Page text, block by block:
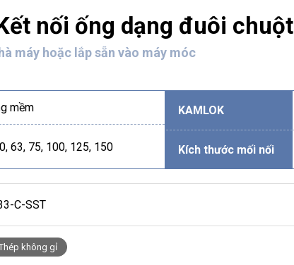
nối ống dạng đuôi chuột
máy hoặc lắp sẵn vào máy móc
mềm
63, 75, 100, 125, 150
KAMLOK
Kích thước mối nối
C-SST
không gỉ